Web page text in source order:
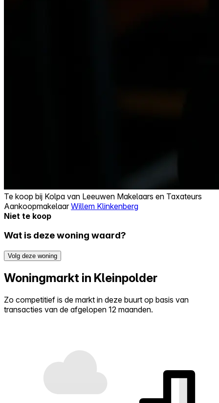
Te koop bij Kolpa van Leeuwen Makelaars en Taxateurs
AankoopmakelaarWillem Klinkenberg
Niet te koop
Wat is deze woning waard?
Volg deze woning
Woningmarkt in Kleinpolder
Zo competitief is de markt in deze buurt op basis van
transacties van de afgelopen 12 maanden.